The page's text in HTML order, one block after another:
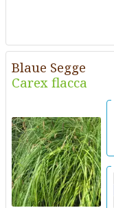
Blaue Segge
Carex flacca